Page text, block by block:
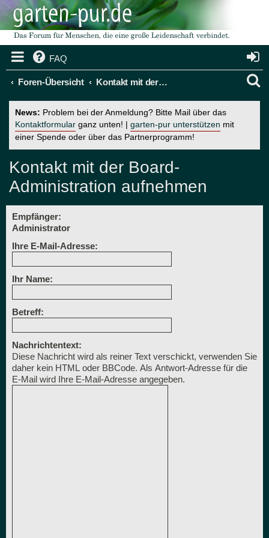
FAQ
Foren-Übersicht Kontakt mit der Board-Administration aufnehmen
News: Problem bei der Anmeldung? Bitte Mail über das
Kontaktformular ganz unten! | garten-pur unterstützen mit
einer Spende oder über das Partnerprogramm!
Kontakt mit der Board-
Administration aufnehmen
Empfänger:
Administrator
Ihre E-Mail-Adresse:
Ihr Name:
Betreff:
Nachrichtentext:
Diese Nachricht wird als reiner Text verschickt, verwenden Sie
daher kein HTML oder BBCode. Als Antwort-Adresse für die
E-Mail wird Ihre E-Mail-Adresse angegeben.